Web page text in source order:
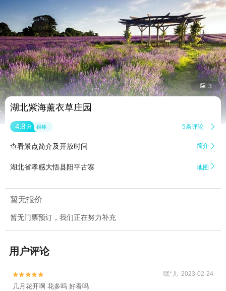
 3
湖北紫海薰衣草庄园
4.8 分 很棒 5条评论 
查看景点简介及开放时间 简介 
湖北省孝感大悟县阳平古寨 地图 
暂无报价
暂无门票预订，我们正在努力补充
用户评论

 嘿*儿 2023-02-24
几月花开啊 花多吗 好看吗